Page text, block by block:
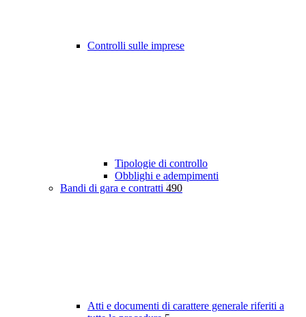
Controlli sulle imprese
Tipologie di controllo
Obblighi e adempimenti
Bandi di gara e contratti 490
Atti e documenti di carattere generale riferiti a